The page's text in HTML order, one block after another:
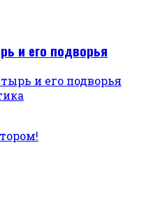
и его подворья